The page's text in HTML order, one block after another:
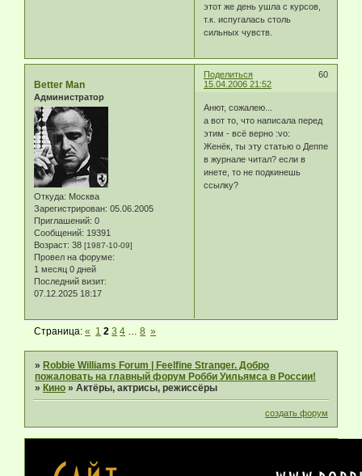
этот же день ушла с курсов,
т.к. испугалась столь
сильных чувств.
Поделиться
60
15.04.2006 21:52
Better Man
Администратор
Откуда: Москва
Зарегистрирован: 05.06.2005
Приглашений: 0
Сообщений: 19391
Возраст: 38 [1987-10-09]
Провел на форуме:
1 месяц 0 дней
Последний визит:
07.12.2025 18:17
Анют, сожалею...
а вот то, что написала перед
этим - всё верно :vo:
Женёк, ты эту статью о Деппе
в журнале читал? если в
инете, то не подкинешь
ссылку?
Страница:« 1 2 3 4 … 8 »
»Robbie Williams Forum | Feelfine Stranger. Добро
пожаловать на главный форум Робби Уильямса в России!
»Кино »Актёры, актрисы, режиссёры
создать форум